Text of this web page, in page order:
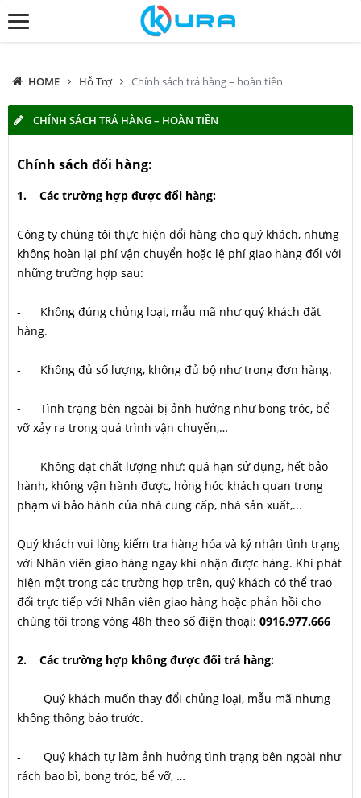
HOME Hỗ Trợ Chính sách trả hàng – hoàn tiền
CHÍNH SÁCH TRẢ HÀNG – HOÀN TIỀN
Chính sách đổi hàng:
1. Các trường hợp được đổi hàng:
Công ty chúng tôi thực hiện đổi hàng cho quý khách, nhưng
không hoàn lại phí vận chuyển hoặc lệ phí giao hàng đối với
những trường hợp sau:
- Không đúng chủng loại, mẫu mã như quý khách đặt
hàng.
- Không đủ số lượng, không đủ bộ như trong đơn hàng.
- Tình trạng bên ngoài bị ảnh hưởng như bong tróc, bể
vỡ xảy ra trong quá trình vận chuyển,…
- Không đạt chất lượng như: quá hạn sử dụng, hết bảo
hành, không vận hành được, hỏng hóc khách quan trong
phạm vi bảo hành của nhà cung cấp, nhà sản xuất,...
Quý khách vui lòng kiểm tra hàng hóa và ký nhận tình trạng
với Nhân viên giao hàng ngay khi nhận được hàng. Khi phát
hiện một trong các trường hợp trên, quý khách có thể trao
đổi trực tiếp với Nhân viên giao hàng hoặc phản hồi cho
chúng tôi trong vòng 48h theo số điện thoại: 0916.977.666
2. Các trường hợp không được đổi trả hàng:
- Quý khách muốn thay đổi chủng loại, mẫu mã nhưng
không thông báo trước.
- Quý khách tự làm ảnh hưởng tình trạng bên ngoài như
rách bao bì, bong tróc, bể vỡ, …